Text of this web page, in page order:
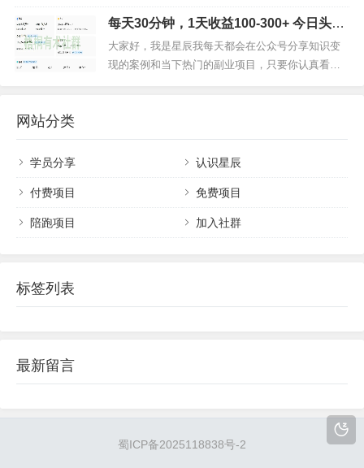
“有没有...
完，多少都能够为你带来帮助或启发，觉得有用，
看完可以点个关注，后续每天分享更多干货。前几
天980块钱买了一个号称可以日入500以上的项目，
说实话，这个价格能买到一个日入500+的项目，我
每天30分钟，1天收益100-300+ 今日头条
发布搞笑动态图文章
大家好，我是星辰我每天都会在公众号分享知识变
现的案例和当下热门的副业项目，只要你认真看
微头条要稳定很多，虽然微头条容易大爆，但单价
不稳定，有时候非常高，但低的时候，你努...
网站分类
学员分享 认识星辰
付费项目 免费项目
陪跑项目 加入社群
标签列表
最新留言
蜀ICP备2025118838号-2